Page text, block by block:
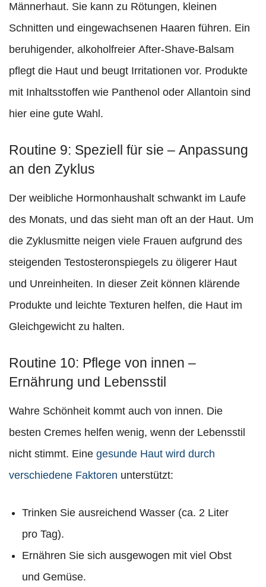
Männerhaut. Sie kann zu Rötungen, kleinen
Schnitten und eingewachsenen Haaren führen. Ein
beruhigender, alkoholfreier After-Shave-Balsam
pflegt die Haut und beugt Irritationen vor. Produkte
mit Inhaltsstoffen wie Panthenol oder Allantoin sind
hier eine gute Wahl.
Routine 9: Speziell für sie – Anpassung
an den Zyklus
Der weibliche Hormonhaushalt schwankt im Laufe
des Monats, und das sieht man oft an der Haut. Um
die Zyklusmitte neigen viele Frauen aufgrund des
steigenden Testosteronspiegels zu öligerer Haut
und Unreinheiten. In dieser Zeit können klärende
Produkte und leichte Texturen helfen, die Haut im
Gleichgewicht zu halten.
Routine 10: Pflege von innen –
Ernährung und Lebensstil
Wahre Schönheit kommt auch von innen. Die
besten Cremes helfen wenig, wenn der Lebensstil
nicht stimmt. Eine gesunde Haut wird durch
verschiedene Faktoren unterstützt:
Trinken Sie ausreichend Wasser (ca. 2 Liter
pro Tag).
Ernähren Sie sich ausgewogen mit viel Obst
und Gemüse.